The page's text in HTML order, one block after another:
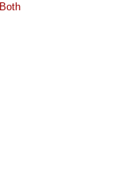
Both